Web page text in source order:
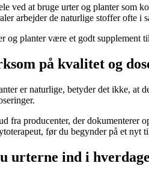
ved at bruge urter og planter som
arbejder de naturlige stoffer ofte i
og planter være et godt supplement
på kvalitet og
er naturlige, betyder det ikke,
fra producenter, der dokumenterer
før du begynder på et nyt
urterne ind i